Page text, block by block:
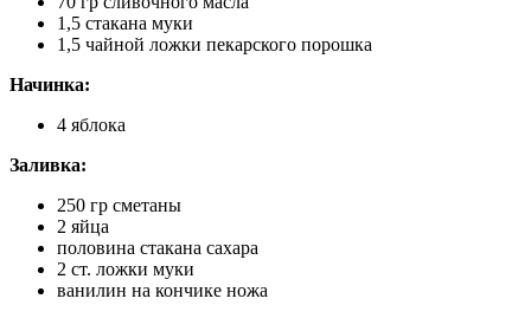
1,5 стакана муки
1,5 чайной ложки пекарского порошка
Начинка:
4 яблока
Заливка:
250 гр сметаны
2 яйца
половина стакана сахара
2 ст. ложки муки
ванилин на кончике ножа